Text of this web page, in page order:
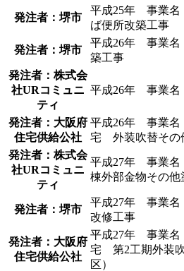
発注者：堺市
平成25年 事業名
ば便所改築工事
発注者：堺市
平成26年 事業名
築工事
発注者：株式会
社URコミュニ
ティ
平成26年 事業
発注者：大阪府
住宅供給公社
平成26年 事業名
宅 外装吹替その
発注者：株式会
社URコミュニ
ティ
平成27年 事業名
棟外部金物その他
発注者：堺市
平成27年 事業名
改修工事
発注者：大阪府
住宅供給公社
平成27年 事業名
宅 第2工期外装
区）